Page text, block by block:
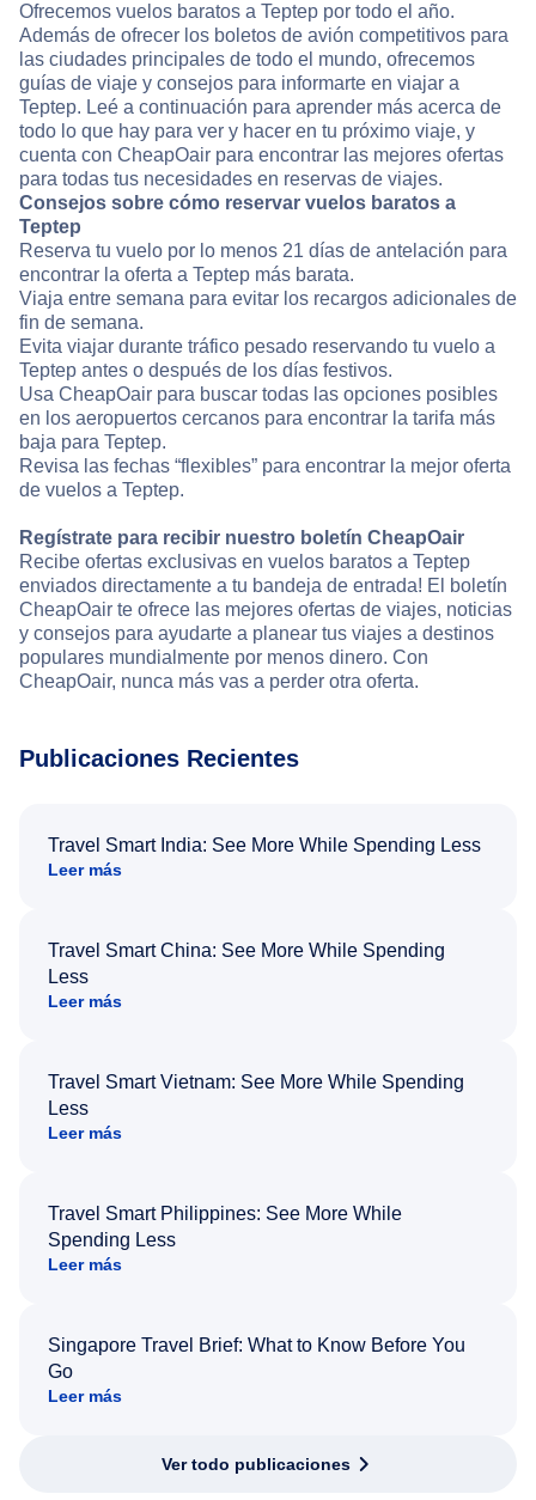
Ofrecemos vuelos baratos a Teptep por todo el año.
Además de ofrecer los boletos de avión competitivos para
las ciudades principales de todo el mundo, ofrecemos
guías de viaje y consejos para informarte en viajar a
Teptep. Leé a continuación para aprender más acerca de
todo lo que hay para ver y hacer en tu próximo viaje, y
cuenta con CheapOair para encontrar las mejores ofertas
para todas tus necesidades en reservas de viajes.
Consejos sobre cómo reservar vuelos baratos a
Teptep
Reserva tu vuelo por lo menos 21 días de antelación para
encontrar la oferta a Teptep más barata.
Viaja entre semana para evitar los recargos adicionales de
fin de semana.
Evita viajar durante tráfico pesado reservando tu vuelo a
Teptep antes o después de los días festivos.
Usa CheapOair para buscar todas las opciones posibles
en los aeropuertos cercanos para encontrar la tarifa más
baja para Teptep.
Revisa las fechas “flexibles” para encontrar la mejor oferta
de vuelos a Teptep.
Regístrate para recibir nuestro boletín CheapOair
Recibe ofertas exclusivas en vuelos baratos a Teptep
enviados directamente a tu bandeja de entrada! El boletín
CheapOair te ofrece las mejores ofertas de viajes, noticias
y consejos para ayudarte a planear tus viajes a destinos
populares mundialmente por menos dinero. Con
CheapOair, nunca más vas a perder otra oferta.
Publicaciones Recientes
Travel Smart India: See More While Spending Less
Leer más
Travel Smart China: See More While Spending
Less
Leer más
Travel Smart Vietnam: See More While Spending
Less
Leer más
Travel Smart Philippines: See More While
Spending Less
Leer más
Singapore Travel Brief: What to Know Before You
Go
Leer más
Ver todo publicaciones